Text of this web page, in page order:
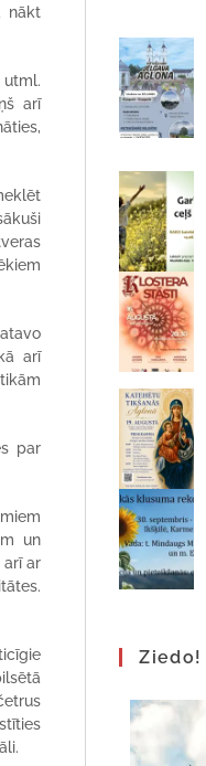
nākt
arī
arī
par
un
ar
Ziedo!